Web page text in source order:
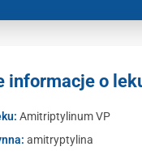
informacje o
Amitriptylinum VP
amitryptylina